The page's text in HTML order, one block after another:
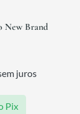
New Brand
juros
Pix